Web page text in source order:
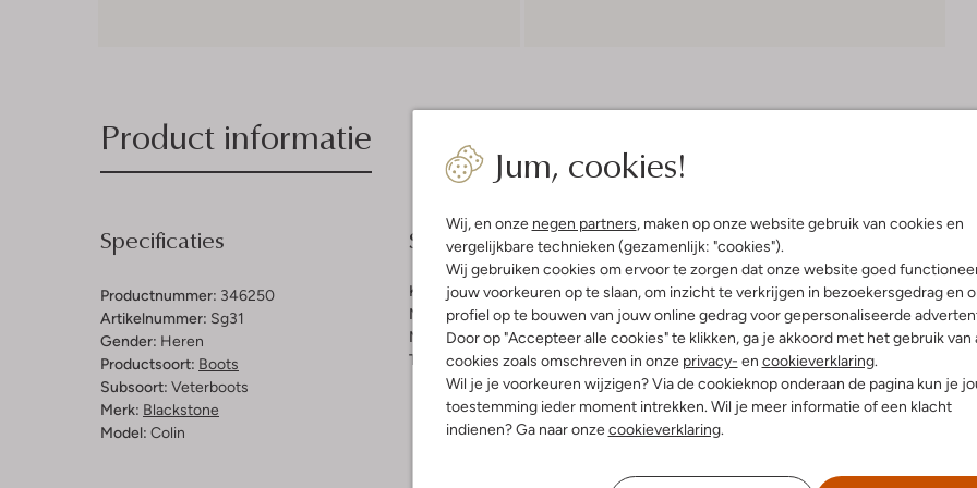
Jum, cookies!
Wij, en onze negen partners, maken op onze website gebruik van cookies en
vergelijkbare technieken (gezamenlijk: "cookies").
Wij gebruiken cookies om ervoor te zorgen dat onze website goed
jouw voorkeuren op te slaan, om inzicht te verkrijgen in bezoekersgedrag en
profiel op te bouwen van jouw online gedrag voor gepersonaliseerde
Door op "Accepteer alle cookies" te klikken, ga je akkoord met het gebruik van
cookies zoals omschreven in onze privacy- en cookieverklaring.
Wil je je voorkeuren wijzigen? Via de cookieknop onderaan de pagina kun je
toestemming ieder moment intrekken. Wil je meer informatie of een klacht
indienen? Ga naar onzecookieverklaring.
Product informatie
Specificaties
Productnummer: 346250
Artikelnummer: Sg31
Gender: Heren
Productsoort: Boots
Subsoort: Veterboots
Merk: Blackstone
Model: Colin
Samenstelling & Pasvorm
Kleur:Zwart
Materiaal binnenkant:Vacht
Materiaal zool:Rubber
Type sluiting: Veter